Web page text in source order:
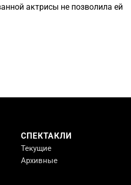
актрисы не позволила ей
СПЕКТАКЛИ
Текущие
Архивные